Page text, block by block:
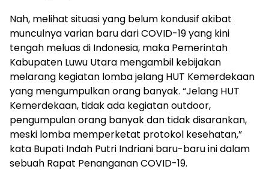
Nah, melihat situasi yang belum kondusif akibat
munculnya varian baru dari COVID-19 yang kini
tengah meluas di Indonesia, maka Pemerintah
Kabupaten Luwu Utara mengambil kebijakan
melarang kegiatan lomba jelang HUT Kemerdekaan
yang mengumpulkan orang banyak. “Jelang HUT
Kemerdekaan, tidak ada kegiatan outdoor,
pengumpulan orang banyak dan tidak disarankan,
meski lomba memperketat protokol kesehatan,”
kata Bupati Indah Putri Indriani baru-baru ini dalam
sebuah Rapat Penanganan COVID-19.